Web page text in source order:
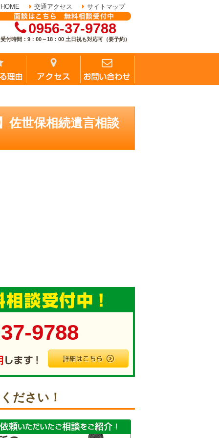
HOME 交通アクセス サイトマップ
0956-37-9788
受付時間：9：00～18：00 土日祝も対応可（要予約）
佐世保相続遺言相談
9788
ださい！